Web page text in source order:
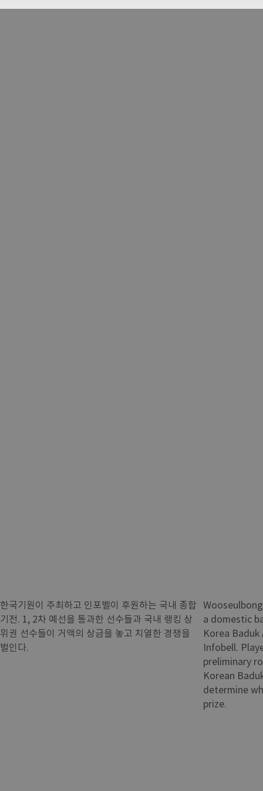
한국기원이 주최하고 인포벨이 후원하는 국내 종합
기전. 1, 2차 예선을 통과한 선수들과 국내 랭킹 상
위권 선수들이 거액의 상금을 놓고 치열한 경쟁을
벌인다.
a domestic
Korea
Infobell.
preliminary
Korean
determine
prize.